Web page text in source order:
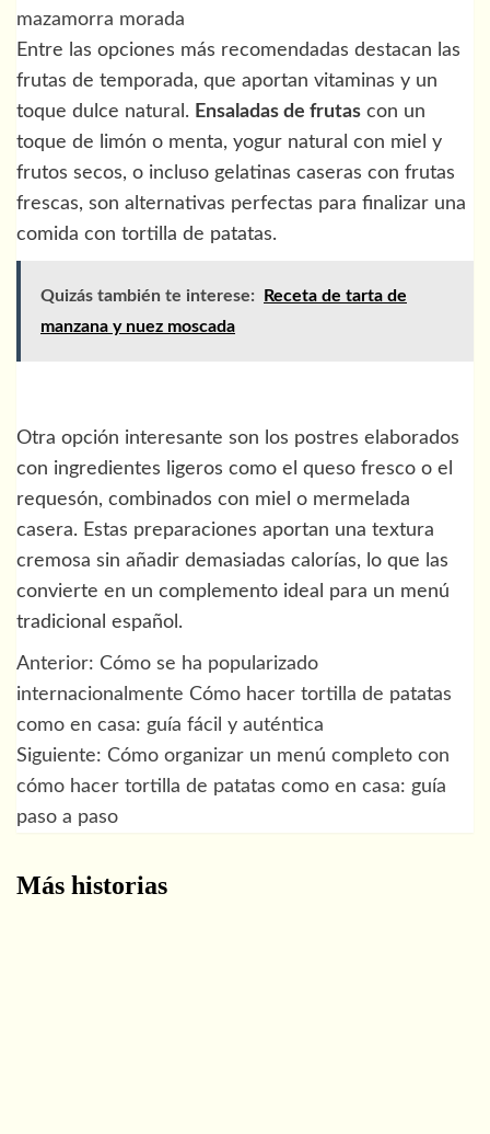
mazamorra morada
Entre las opciones más recomendadas destacan las
frutas de temporada, que aportan vitaminas y un
toque dulce natural. Ensaladas de frutas con un
toque de limón o menta, yogur natural con miel y
frutos secos, o incluso gelatinas caseras con frutas
frescas, son alternativas perfectas para finalizar una
comida con tortilla de patatas.
Quizás también te interese:
Receta de tarta de
manzana y nuez moscada
Otra opción interesante son los postres elaborados
con ingredientes ligeros como el queso fresco o el
requesón, combinados con miel o mermelada
casera. Estas preparaciones aportan una textura
cremosa sin añadir demasiadas calorías, lo que las
convierte en un complemento ideal para un menú
tradicional español.
Navegación
de
entradas
Anterior: Cómo se ha popularizado
internacionalmente Cómo hacer tortilla de patatas
como en casa: guía fácil y auténtica
Siguiente: Cómo organizar un menú completo con
cómo hacer tortilla de patatas como en casa: guía
paso a paso
Más historias